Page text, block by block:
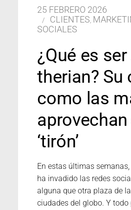
25 FEBRERO 2026
CLIENTES
SOCIALES
¿Qué es
therian? Su
como las
aprovechan
‘tirón’
En estas últimas
ha invadido las redes
alguna que otra plaza de
ciudades del globo. Y todo